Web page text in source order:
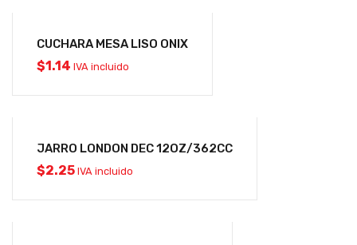
CUCHARA MESA LISO ONIX
$1.14 IVA incluido
JARRO LONDON DEC 12OZ/362CC
$2.25 IVA incluido